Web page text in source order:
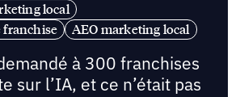
local
franchise
AEO marketing local
à 300 franchises
sur l’IA, et ce n’était pas